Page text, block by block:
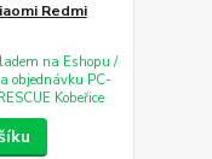
Redmi
na Eshopu /
objednávku PC-
Kobeřice